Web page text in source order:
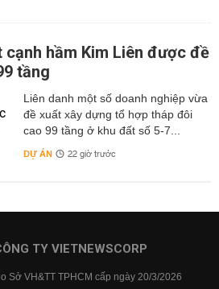
hầm Kim Liên được đề
tầng
Liên danh một số doanh nghiệp vừa
đề xuất xây dựng tổ hợp tháp đôi
cao 99 tầng ở khu đất số 5-7...
DỰ ÁN 22 giờ trước
TY VIETNEWSCORP
Sở VH&TT TPHCM cấp ngày 20/3/2026